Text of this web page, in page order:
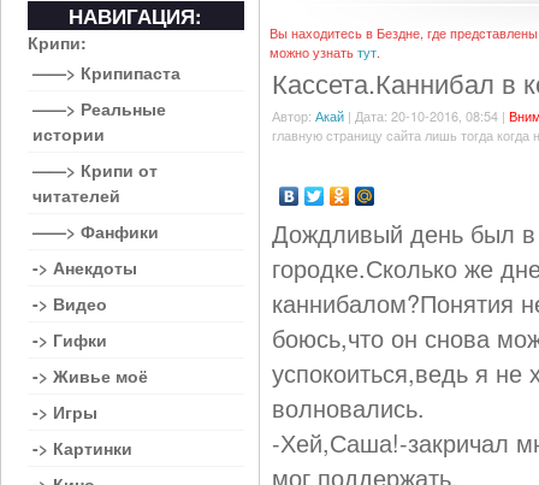
Вы находитесь в Бездне, где
можно узнатьтут.
Кассета.Каннибал в
Автор: Акай | Дата: 20-10-2016, 08:54 |
главную страницу сайта лишь тогда
Дождливый день был
городке.Сколько же
каннибалом?Понятия
боюсь,что он снова
успокоиться,ведь я не
волновались.
-Хей,Саша!-закричал
мог поддержать.
НАВИГАЦИЯ:
Крипи:
——> Крипипаста
——> Реальные
истории
——> Крипи от
читателей
——> Фанфики
-> Анекдоты
-> Видео
-> Гифки
-> Живье моё
-> Игры
-> Картинки